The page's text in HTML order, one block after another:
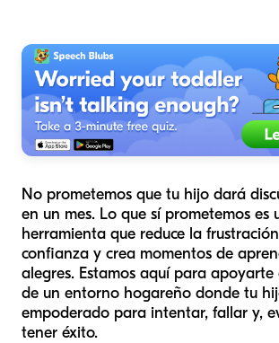
No prometemos que tu hijo dará
en un mes. Lo que sí prometemos es
herramienta que reduce la
confianza y crea momentos de
alegres. Estamos aquí para
de un entorno hogareño donde tu
empoderado para intentar, fallar y,
tener éxito.